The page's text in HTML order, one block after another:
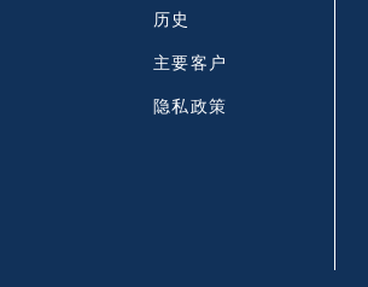
历史
主要客户
隐私政策